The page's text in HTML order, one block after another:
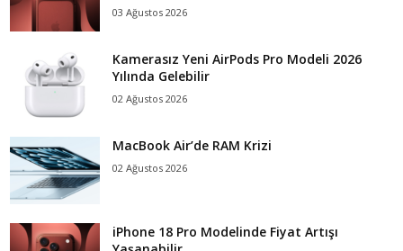
03 Ağustos 2026
Kamerasız Yeni AirPods Pro Modeli 2026
Yılında Gelebilir
02 Ağustos 2026
MacBook Air’de RAM Krizi
02 Ağustos 2026
iPhone 18 Pro Modelinde Fiyat Artışı